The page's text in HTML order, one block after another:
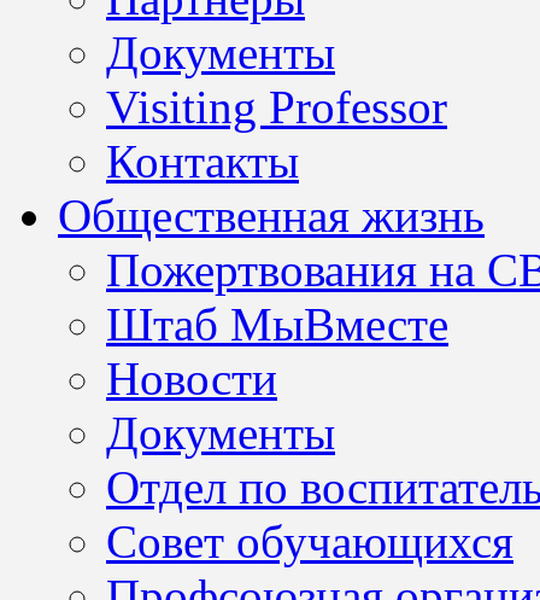
Документы
Visiting Professor
Контакты
Общественная жизнь
Пожертвования на
Штаб МыВместе
Новости
Документы
Отдел по
Совет обучающихся